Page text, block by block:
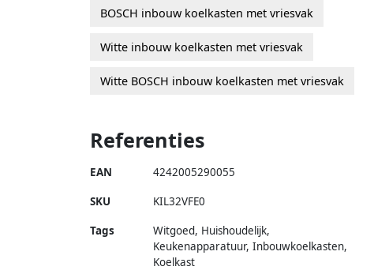
BOSCH inbouw koelkasten met vriesvak
Witte inbouw koelkasten met vriesvak
Witte BOSCH inbouw koelkasten met vriesvak
Referenties
EAN 4242005290055
SKU KIL32VFE0
Tags
Witgoed, Huishoudelijk,
Keukenapparatuur, Inbouwkoelkasten,
Koelkast